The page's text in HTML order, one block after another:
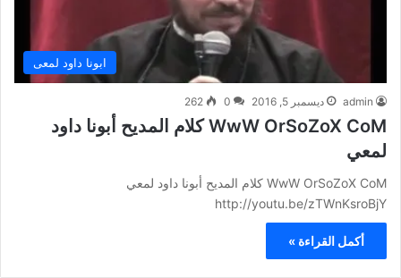
ابونا داود لمعى
admin ديسمبر 5, 2016 0
262
WwW OrSoZoX CoM كلام المديح أبونا داود
لمعي
WwW OrSoZoX CoM كلام المديح أبونا داود لمعي
http://youtu.be/zTWnKsroBjY
أكمل القراءة »